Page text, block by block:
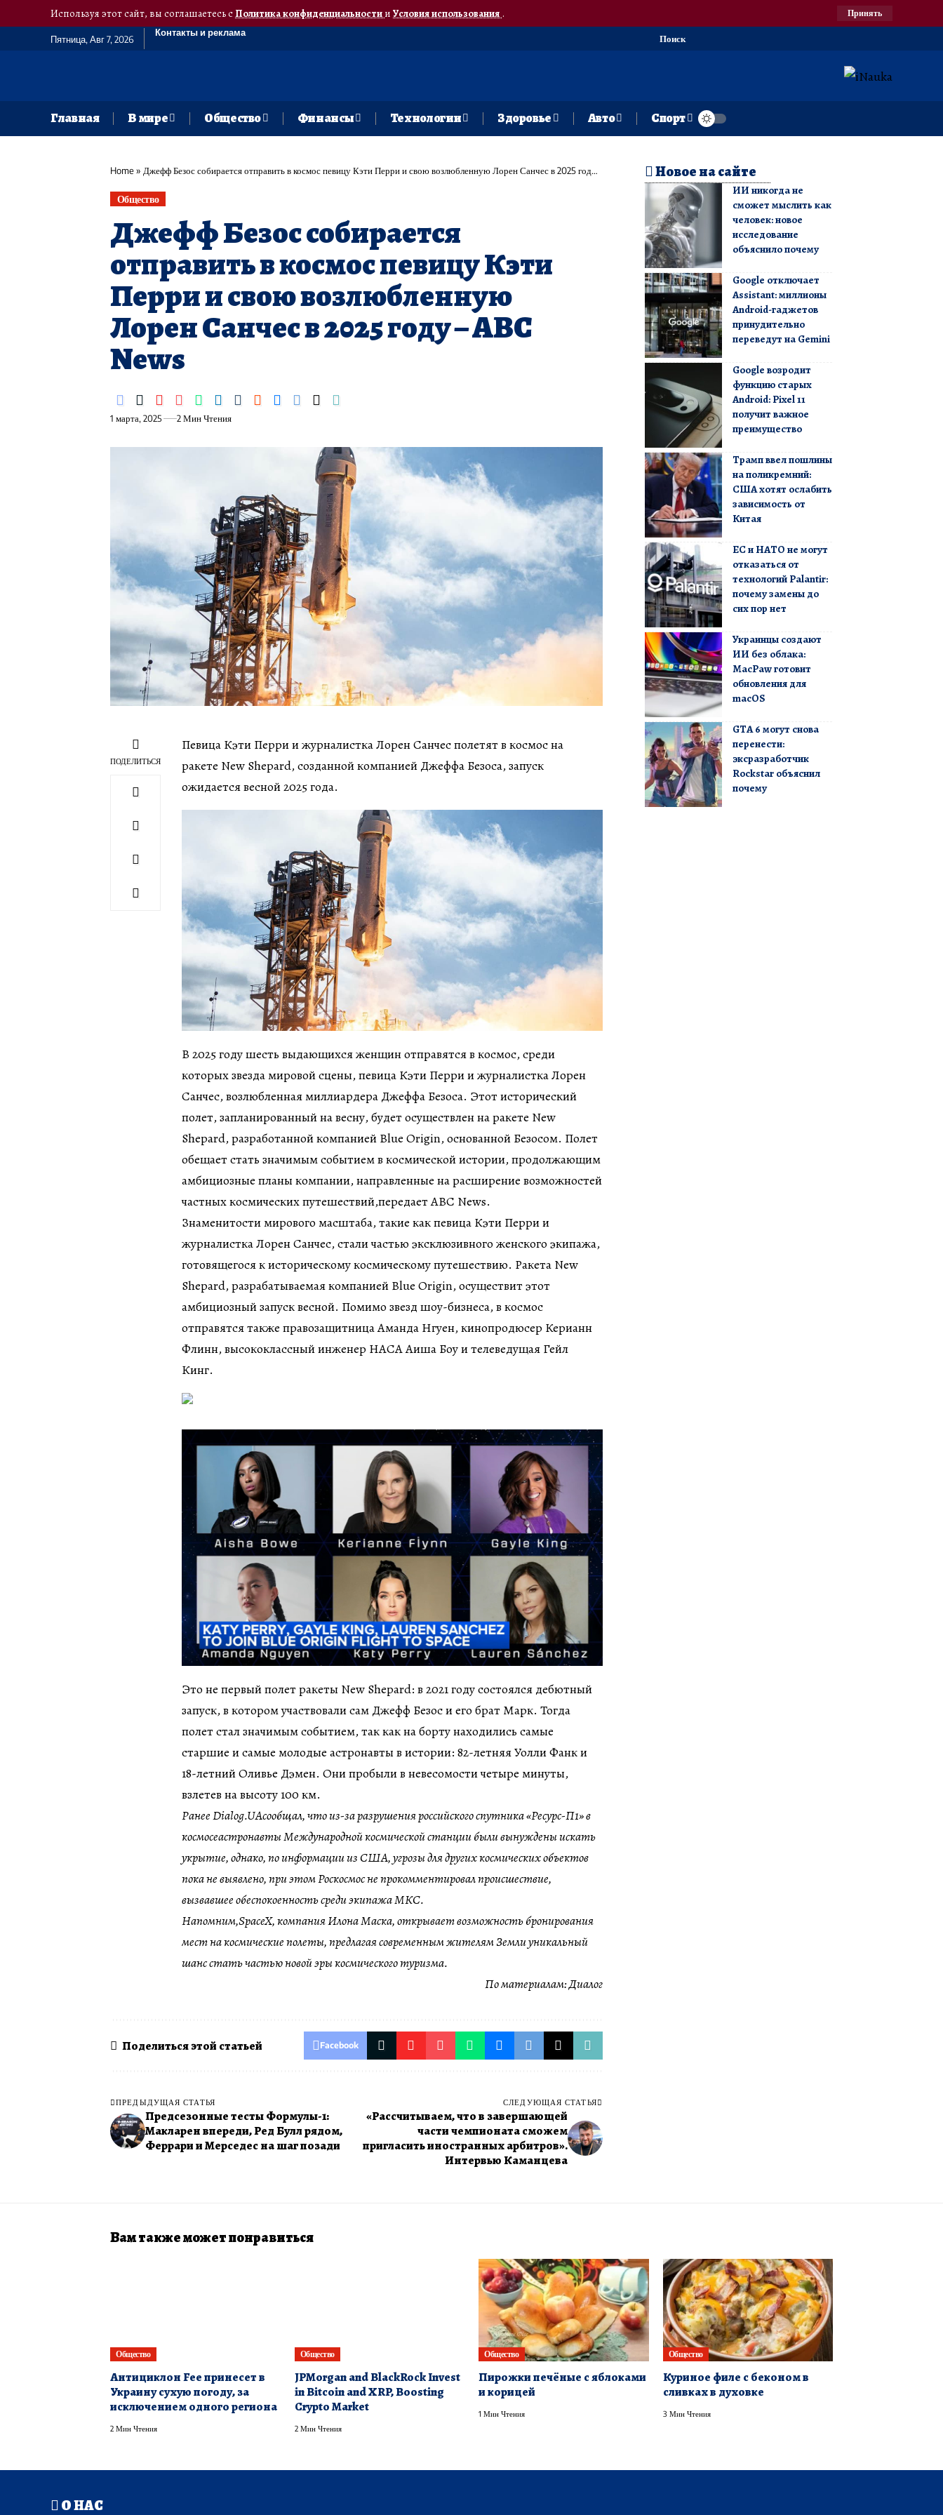
Используя этот сайт, вы соглашаетесь сПолитика конфиденциальностии Условия использования. Принять
Пятница, Авг 7, 2026
Контакты и реклама
Поиск
Главная В мире Общество Финансы Технологии Здоровье Авто Спорт
Home» Джефф Безос собирается отправить в космос певицу Кэти Перри и свою возлюбленную Лорен Санчес в 2025 году – ABC News
Общество
Джефф Безос собирается
отправить в космос певицу Кэти
Перри и свою возлюбленную
Лорен Санчес в 2025 году – ABC
News
1 марта, 2025 2 Мин Чтения
ПОДЕЛИТЬСЯ
Певица Кэти Перри и журналистка Лорен Санчес полетят в космос на
ракете New Shepard, созданной компанией Джеффа Безоса, запуск
ожидается весной 2025 года.
В 2025 году шесть выдающихся женщин отправятся в космос, среди
которых звезда мировой сцены, певица Кэти Перри и журналистка Лорен
Санчес, возлюбленная миллиардера Джеффа Безоса. Этот исторический
полет, запланированный на весну, будет осуществлен на ракете New
Shepard, разработанной компанией Blue Origin, основанной Безосом. Полет
обещает стать значимым событием в космической истории, продолжающим
амбициозные планы компании, направленные на расширение возможностей
частных космических путешествий,передает ABC News.
Знаменитости мирового масштаба, такие как певица Кэти Перри и
журналистка Лорен Санчес, стали частью эксклюзивного женского экипажа,
готовящегося к историческому космическому путешествию. Ракета New
Shepard, разрабатываемая компанией Blue Origin, осуществит этот
амбициозный запуск весной. Помимо звезд шоу-бизнеса, в космос
отправятся также правозащитница Аманда Нгуен, кинопродюсер Керианн
Флинн, высококлассный инженер НАСА Аиша Боу и телеведущая Гейл
Кинг.
Это не первый полет ракеты New Shepard: в 2021 году состоялся дебютный
запуск, в котором участвовали сам Джефф Безос и его брат Марк. Тогда
полет стал значимым событием, так как на борту находились самые
старшие и самые молодые астронавты в истории: 82-летняя Уолли Фанк и
18-летний Оливье Дэмен. Они пробыли в невесомости четыре минуты,
взлетев на высоту 100 км.
Ранее Dialog.UAсообщал, что из-за разрушения российского спутника «Ресурс-П1» в
космосеастронавты Международной космической станции были вынуждены искать
укрытие, однако, по информации из США, угрозы для других космических объектов
пока не выявлено, при этом Роскосмос не прокомментировал происшествие,
вызвавшее обеспокоенность среди экипажа МКС.
Напомним,SpaceX, компания Илона Маска, открывает возможность бронирования
мест на космические полеты, предлагая современным жителям Земли уникальный
шанс стать частью новой эры космического туризма.
По материалам:Диалог
Поделиться этой статьей Facebook
ПРЕДЫДУЩАЯ СТАТЬЯ
Предсезонные тесты Формулы-1:
Макларен впереди, Ред Булл рядом,
Феррари и Мерседес на шаг позади
СЛЕДУЮЩАЯ СТАТЬЯ
«Рассчитываем, что в завершающей
части чемпионата сможем
пригласить иностранных арбитров».
Интервью Каманцева
Новое на сайте
ИИ никогда не
сможет мыслить как
человек: новое
исследование
объяснило почему
Google отключает
Assistant: миллионы
Android-гаджетов
принудительно
переведут на Gemini
Google возродит
функцию старых
Android: Pixel 11
получит важное
преимущество
Трамп ввел пошлины
на поликремний:
США хотят ослабить
зависимость от
Китая
ЕС и НАТО не могут
отказаться от
технологий Palantir:
почему замены до
сих пор нет
Украинцы создают
ИИ без облака:
MacPaw готовит
обновления для
macOS
GTA 6 могут снова
перенести:
эксразработчик
Rockstar объяснил
почему
Вам также может понравиться
Общество
Антициклон Fee принесет в
Украину сухую погоду, за
исключением одного региона
2 Мин Чтения
Общество
JPMorgan and BlackRock Invest
in Bitcoin and XRP, Boosting
Crypto Market
2 Мин Чтения
Общество
Пирожки печёные с яблоками
и корицей
1 Мин Чтения
Общество
Куриное филе с беконом в
сливках в духовке
3 Мин Чтения
О НАС